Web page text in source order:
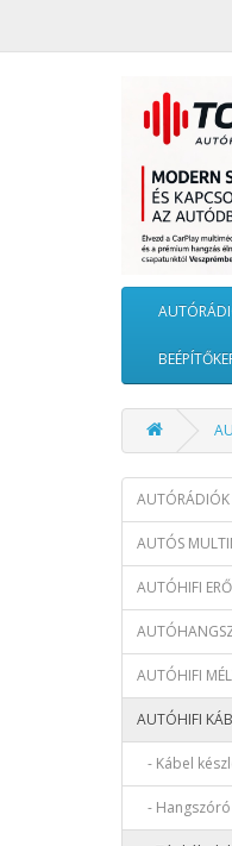
AUTÓRÁDIÓK
AUTÓS
AUTÓHIFI
AUTÓHIFI
AUTÓHIFI
- Kábel
-